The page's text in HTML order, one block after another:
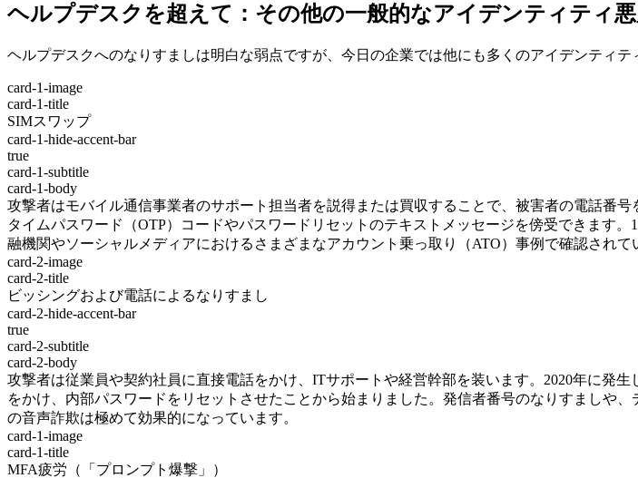
ヘルプデスクを超えて：その他の一般的なアイデンティティ
ヘルプデスクへのなりすましは明白な弱点ですが、今日の企業では他にも多くのアイデンティテ
card-1-image
card-1-title
SIMスワップ
card-1-hide-accent-bar
true
card-1-subtitle
card-1-body
攻撃者はモバイル通信事業者のサポート担当者を説得または買収することで、被害者の電話番
タイムパスワード（OTP）コードやパスワードリセットのテキストメッセージを傍受できます
融機関やソーシャルメディアにおけるさまざまなアカウント乗っ取り（ATO）事例で確認されて
card-2-image
card-2-title
ビッシングおよび電話によるなりすまし
card-2-hide-accent-bar
true
card-2-subtitle
card-2-body
攻撃者は従業員や契約社員に直接電話をかけ、ITサポートや経営幹部を装います。2020年に発
をかけ、内部パスワードをリセットさせたことから始まりました。発信者番号のなりすましや
の音声詐欺は極めて効果的になっています。
card-1-image
card-1-title
MFA疲労（「プロンプト爆撃」）